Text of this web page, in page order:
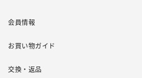
会員情報
お買い物ガイド
交換・返品